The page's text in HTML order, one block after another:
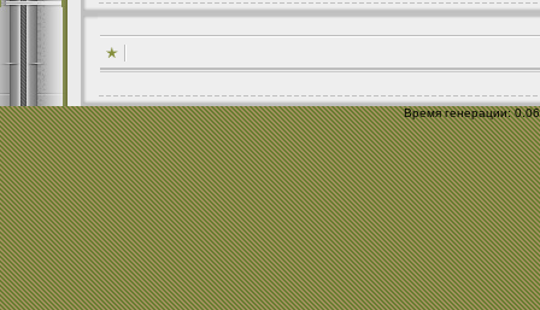
Время генерации: